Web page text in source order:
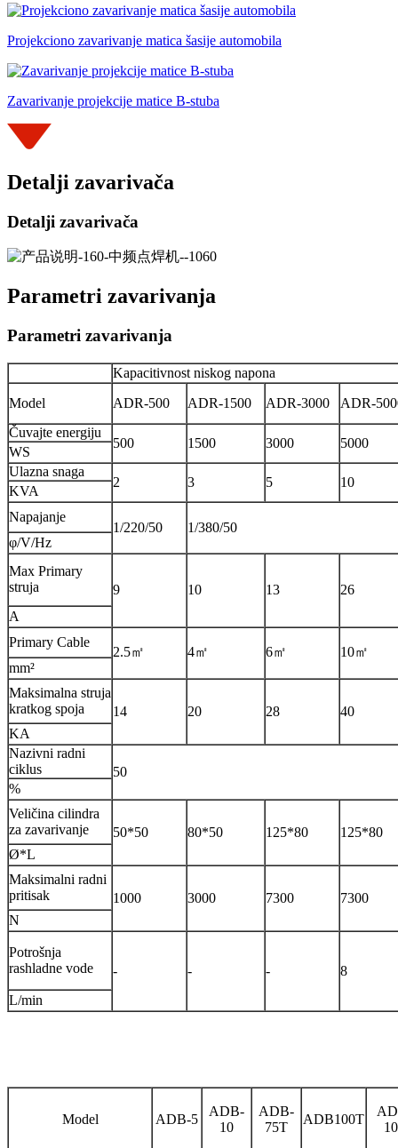
Projekciono zavarivanje matica šasije automobila
Zavarivanje projekcije matice B-stuba
Detalji zavarivača
Detalji zavarivača
Parametri zavarivanja
Parametri zavarivanja
Kapacitivnost niskog napona
Model
ADR-500 ADR-1500 ADR-3000
ADR-
Čuvajte energiju
500 1500 3000 5000
WS
Ulazna snaga
2 3 5 10
KVA
Napajanje
1/220/50
1/380/50
φ/V/Hz
Max Primary
struja
9 10 13
26
A
Primary Cable
2.5㎡ 4㎡ 6㎡
10㎡
mm²
Maksimalna struja
kratkog spoja
14 20 28
40
KA
Nazivni radni
ciklus
50
%
Veličina cilindra
za zavarivanje
50*50 80*50 125*80
125*80
Ø*L
Maksimalni radni
pritisak
1000 3000 7300
7300
N
Potrošnja
rashladne vode
- - -
8
L/min
Model ADB-5
ADB-
10
ADB-
75T
ADB100T